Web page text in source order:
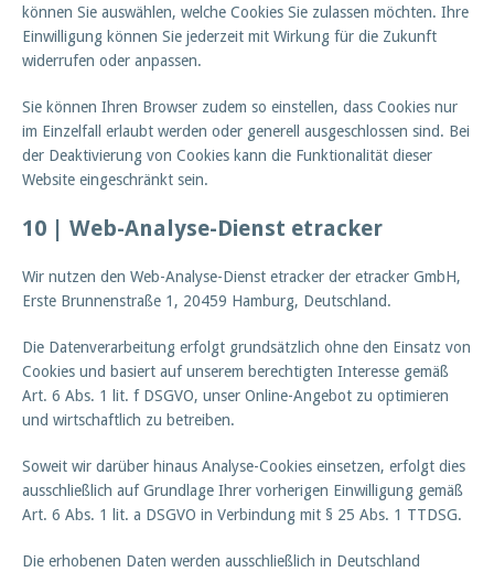
können Sie auswählen, welche Cookies Sie zulassen möchten. Ihre
Einwilligung können Sie jederzeit mit Wirkung für die Zukunft
widerrufen oder anpassen.
Sie können Ihren Browser zudem so einstellen, dass Cookies nur
im Einzelfall erlaubt werden oder generell ausgeschlossen sind. Bei
der Deaktivierung von Cookies kann die Funktionalität dieser
Website eingeschränkt sein.
10 | Web-Analyse-Dienst etracker
Wir nutzen den Web-Analyse-Dienst etracker der etracker GmbH,
Erste Brunnenstraße 1, 20459 Hamburg, Deutschland.
Die Datenverarbeitung erfolgt grundsätzlich ohne den Einsatz von
Cookies und basiert auf unserem berechtigten Interesse gemäß
Art. 6 Abs. 1 lit. f DSGVO, unser Online-Angebot zu optimieren
und wirtschaftlich zu betreiben.
Soweit wir darüber hinaus Analyse-Cookies einsetzen, erfolgt dies
ausschließlich auf Grundlage Ihrer vorherigen Einwilligung gemäß
Art. 6 Abs. 1 lit. a DSGVO in Verbindung mit § 25 Abs. 1 TTDSG.
Die erhobenen Daten werden ausschließlich in Deutschland